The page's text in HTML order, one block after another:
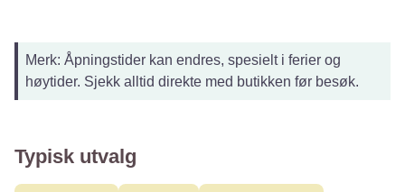
Merk: Åpningstider kan endres, spesielt i ferier og
høytider. Sjekk alltid direkte med butikken før besøk.
Typisk utvalg